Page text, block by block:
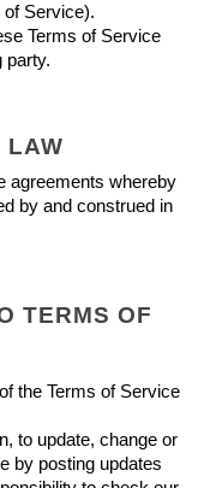
of Service).
Terms of Service
party.
LAW
agreements whereby
by and construed in
TERMS OF
the Terms of Service
to update, change or
by posting updates